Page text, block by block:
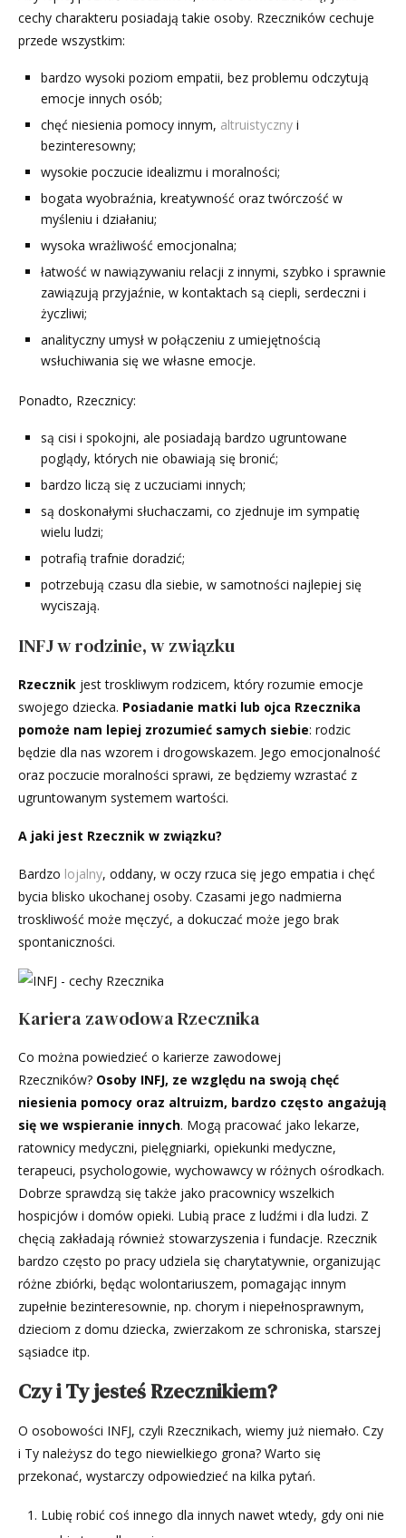
cechy charakteru posiadają takie osoby. Rzeczników cechuje
przede wszystkim:
bardzo wysoki poziom empatii, bez problemu odczytują
emocje innych osób;
chęć niesienia pomocy innym, altruistyczny i
bezinteresowny;
wysokie poczucie idealizmu i moralności;
bogata wyobraźnia, kreatywność oraz twórczość w
myśleniu i działaniu;
wysoka wrażliwość emocjonalna;
łatwość w nawiązywaniu relacji z innymi, szybko i sprawnie
zawiązują przyjaźnie, w kontaktach są ciepli, serdeczni i
życzliwi;
analityczny umysł w połączeniu z umiejętnością
wsłuchiwania się we własne emocje.
Ponadto, Rzecznicy:
są cisi i spokojni, ale posiadają bardzo ugruntowane
poglądy, których nie obawiają się bronić;
bardzo liczą się z uczuciami innych;
są doskonałymi słuchaczami, co zjednuje im sympatię
wielu ludzi;
potrafią trafnie doradzić;
potrzebują czasu dla siebie, w samotności najlepiej się
wyciszają.
INFJ w rodzinie, w związku
Rzecznik jest troskliwym rodzicem, który rozumie emocje
swojego dziecka. Posiadanie matki lub ojca Rzecznika
pomoże nam lepiej zrozumieć samych siebie: rodzic
będzie dla nas wzorem i drogowskazem. Jego emocjonalność
oraz poczucie moralności sprawi, ze będziemy wzrastać z
ugruntowanym systemem wartości.
A jaki jest Rzecznik w związku?
Bardzo lojalny, oddany, w oczy rzuca się jego empatia i chęć
bycia blisko ukochanej osoby. Czasami jego nadmierna
troskliwość może męczyć, a dokuczać może jego brak
spontaniczności.
Kariera zawodowa Rzecznika
Co można powiedzieć o karierze zawodowej
Rzeczników? Osoby INFJ, ze względu na swoją chęć
niesienia pomocy oraz altruizm, bardzo często angażują
się we wspieranie innych. Mogą pracować jako lekarze,
ratownicy medyczni, pielęgniarki, opiekunki medyczne,
terapeuci, psychologowie, wychowawcy w różnych ośrodkach.
Dobrze sprawdzą się także jako pracownicy wszelkich
hospicjów i domów opieki. Lubią prace z ludźmi i dla ludzi. Z
chęcią zakładają również stowarzyszenia i fundacje. Rzecznik
bardzo często po pracy udziela się charytatywnie, organizując
różne zbiórki, będąc wolontariuszem, pomagając innym
zupełnie bezinteresownie, np. chorym i niepełnosprawnym,
dzieciom z domu dziecka, zwierzakom ze schroniska, starszej
sąsiadce itp.
Czy i Ty jesteś Rzecznikiem?
O osobowości INFJ, czyli Rzecznikach, wiemy już niemało. Czy
i Ty należysz do tego niewielkiego grona? Warto się
przekonać, wystarczy odpowiedzieć na kilka pytań.
Lubię robić coś innego dla innych nawet wtedy, gdy oni nie